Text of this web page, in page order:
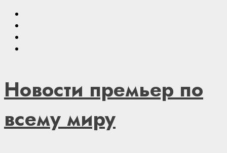
Skip
content
Новости премьер по
всему миру